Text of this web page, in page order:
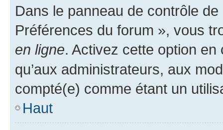
Dans le panneau de contrôle
Préférences du forum », vous
en ligne. Activez cette option
qu’aux administrateurs, aux
compté(e) comme étant un
Haut